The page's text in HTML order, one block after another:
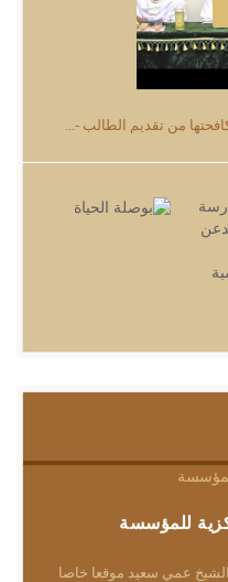
من تقديم الطالب -...
للمؤسسة
عمي سعيد موقعا خاصا